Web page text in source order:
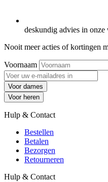
deskundig advies in onze
Nooit meer acties of kortingen
Voornaam
Voor dames
Voor heren
Hulp & Contact
Bestellen
Betalen
Bezorgen
Retourneren
Hulp & Contact